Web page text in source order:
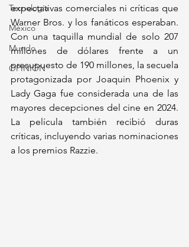
Tecnología
México
Mundo
OPINIÓN
expectativas comerciales ni críticas que
Warner Bros. y los fanáticos esperaban.
Con una taquilla mundial de solo 207
millones de dólares frente a un
presupuesto de 190 millones, la secuela
protagonizada por Joaquin Phoenix y
Lady Gaga fue considerada una de las
mayores decepciones del cine en 2024.
La película también recibió duras
críticas, incluyendo varias nominaciones
a los premios Razzie.